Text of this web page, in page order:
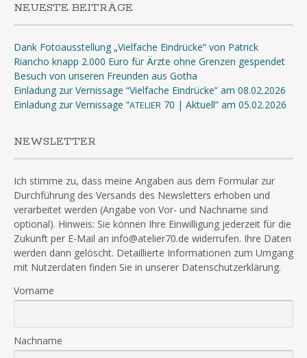
NEUESTE BEITRÄGE
Dank Fotoausstellung „Vielfache Eindrücke“ von Patrick
Riancho knapp 2.000 Euro für Ärzte ohne Grenzen gespendet
Besuch von unseren Freunden aus Gotha
Einladung zur Vernissage “Vielfache Eindrücke” am 08.02.2026
Einladung zur Vernissage “ATELIER 70 | Aktuell” am 05.02.2026
NEWSLETTER
Ich stimme zu, dass meine Angaben aus dem Formular zur
Durchführung des Versands des Newsletters erhoben und
verarbeitet werden (Angabe von Vor- und Nachname sind
optional). Hinweis: Sie können Ihre Einwilligung jederzeit für die
Zukunft per E-Mail an info@atelier70.de widerrufen. Ihre Daten
werden dann gelöscht. Detaillierte Informationen zum Umgang
mit Nutzerdaten finden Sie in unserer Datenschutzerklärung.
Vorname
Nachname